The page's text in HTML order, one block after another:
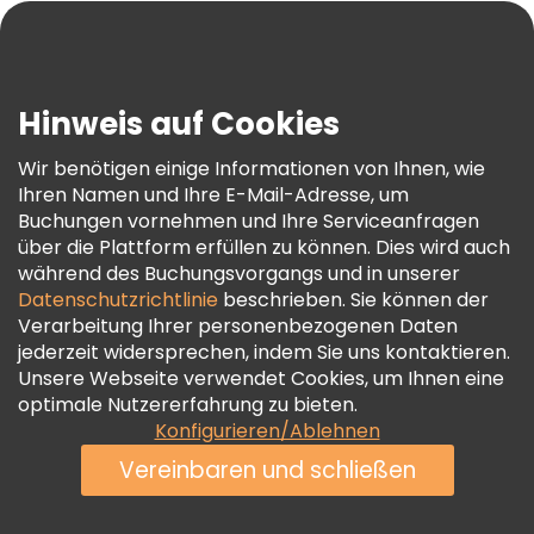
AGB Und Rechtliches
Cookie-Richtlinie
Freetour Auszeichnungen
Treueprogramm
Hinweis auf Cookies
Wir benötigen einige Informationen von Ihnen, wie
Ihren Namen und Ihre E-Mail-Adresse, um
Buchungen vornehmen und Ihre Serviceanfragen
über die Plattform erfüllen zu können. Dies wird auch
während des Buchungsvorgangs und in unserer
Datenschutzrichtlinie beschrieben. Sie können der
Verarbeitung Ihrer personenbezogenen Daten
jederzeit widersprechen, indem Sie uns kontaktieren.
Unsere Webseite verwendet Cookies, um Ihnen eine
optimale Nutzererfahrung zu bieten.
Konfigurieren/Ablehnen
Vereinbaren und schließen